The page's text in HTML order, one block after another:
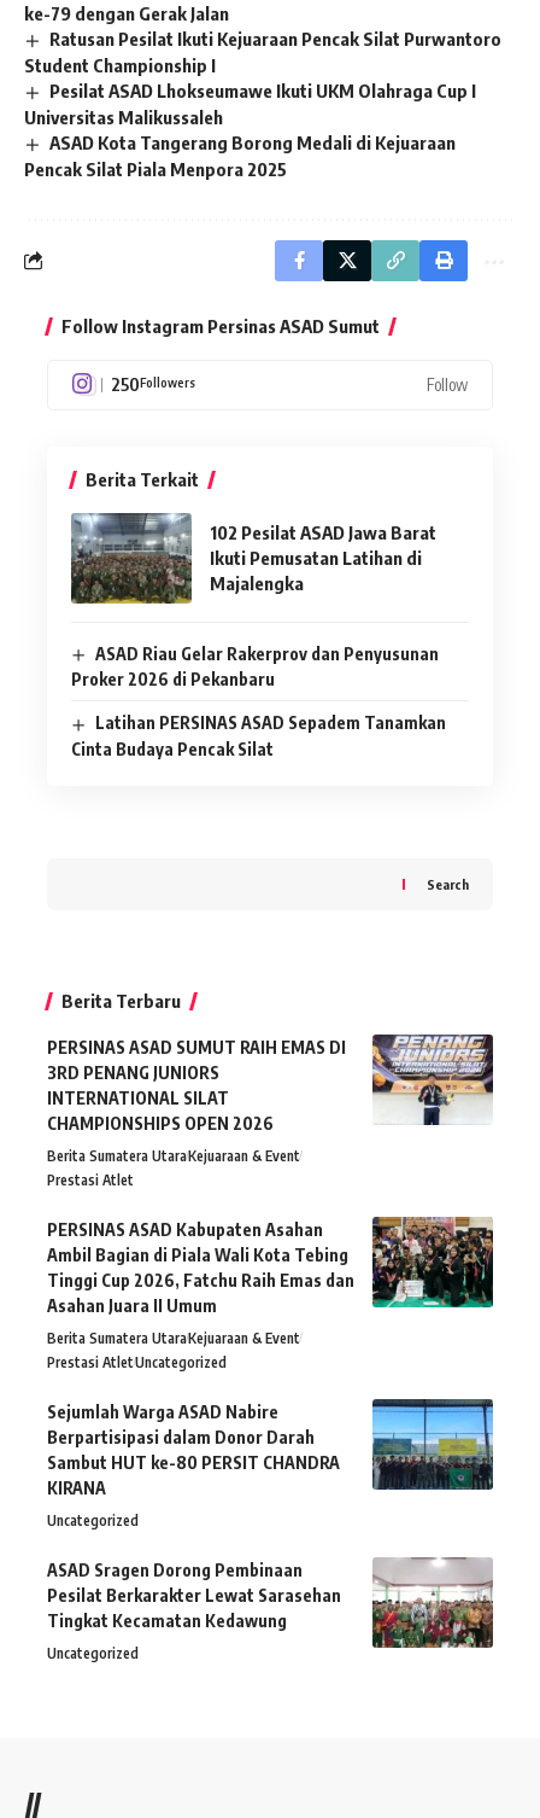
ke-79 dengan Gerak Jalan
Ratusan Pesilat Ikuti Kejuaraan Pencak Silat Purwantoro
Student Championship I
Pesilat ASAD Lhokseumawe Ikuti UKM Olahraga Cup I
Universitas Malikussaleh
ASAD Kota Tangerang Borong Medali di Kejuaraan
Pencak Silat Piala Menpora 2025
Follow Instagram Persinas ASAD Sumut
250Followers Follow
Berita Terkait
102 Pesilat ASAD Jawa Barat
Ikuti Pemusatan Latihan di
Majalengka
ASAD Riau Gelar Rakerprov dan Penyusunan
Proker 2026 di Pekanbaru
Latihan PERSINAS ASAD Sepadem Tanamkan
Cinta Budaya Pencak Silat
Search
Berita Terbaru
PERSINAS ASAD SUMUT RAIH EMAS DI
3RD PENANG JUNIORS
INTERNATIONAL SILAT
CHAMPIONSHIPS OPEN 2026
Berita Sumatera UtaraKejuaraan & Event
Prestasi Atlet
PERSINAS ASAD Kabupaten Asahan
Ambil Bagian di Piala Wali Kota Tebing
Tinggi Cup 2026, Fatchu Raih Emas dan
Asahan Juara II Umum
Berita Sumatera UtaraKejuaraan & Event
Prestasi AtletUncategorized
Sejumlah Warga ASAD Nabire
Berpartisipasi dalam Donor Darah
Sambut HUT ke-80 PERSIT CHANDRA
KIRANA
Uncategorized
ASAD Sragen Dorong Pembinaan
Pesilat Berkarakter Lewat Sarasehan
Tingkat Kecamatan Kedawung
Uncategorized
//